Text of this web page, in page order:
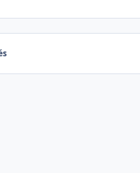
la
de sorte que le
les différents
au mieux le rendu
concentrer et